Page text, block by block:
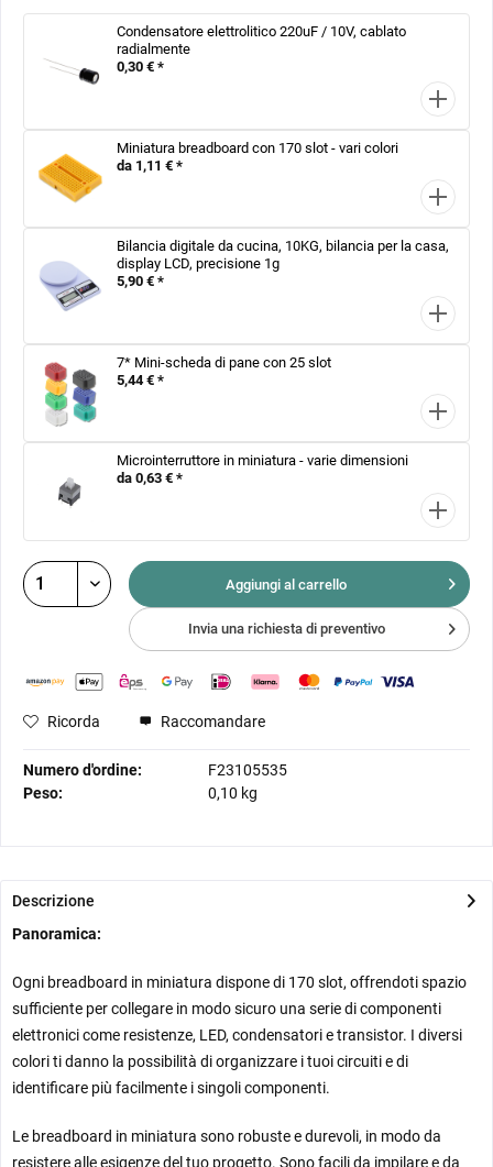
Condensatore elettrolitico 220uF / 10V, cablato
radialmente
0,30 € *
Miniatura breadboard con 170 slot - vari colori
da 1,11 € *
Bilancia digitale da cucina, 10KG, bilancia per la casa,
display LCD, precisione 1g
5,90 € *
7* Mini-scheda di pane con 25 slot
5,44 € *
Microinterruttore in miniatura - varie dimensioni
da 0,63 € *
Aggiungi al carrello
Invia una richiesta di preventivo
Ricorda Raccomandare
Numero d'ordine:
F23105535
Peso:
0,10 kg
Descrizione
Panoramica:
Ogni breadboard in miniatura dispone di 170 slot, offrendoti spazio
sufficiente per collegare in modo sicuro una serie di componenti
elettronici come resistenze, LED, condensatori e transistor. I diversi
colori ti danno la possibilità di organizzare i tuoi circuiti e di
identificare più facilmente i singoli componenti.
Le breadboard in miniatura sono robuste e durevoli, in modo da
resistere alle esigenze del tuo progetto. Sono facili da impilare e da